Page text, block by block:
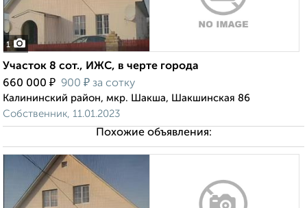
1
Участок 8 сот., ИЖС, в черте города
660 000 ₽ 900 ₽ за сотку
Калининский район, мкр. Шакша, Шакшинская 86
Собственник, 11.01.2023
Похожие объявления: